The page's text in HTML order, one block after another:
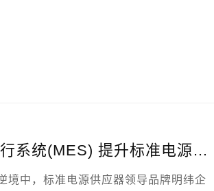
媒体报导 (经济日报)：明纬制造执行系统(MES) 提升标准电源的质量
境中，标准电源供应器领导品牌明纬企